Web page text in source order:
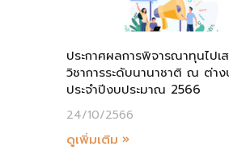
ประกาศผลการพิจารณาทุนไปเ
วิชาการระดับนานาชาติ ณ ต่าง
ประจำปีงบประมาณ 2566
24/10/2566
ดูเพิ่มเติม »